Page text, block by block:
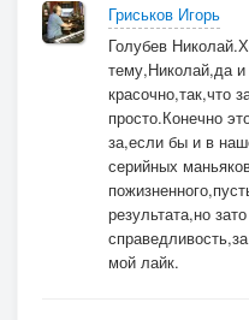
Скорей бы придти
24. 10. 2009.
Гриськов Игорь
Голубев
тему,Николай,да
красочно,так,что
просто.Конечно
за,если бы и в
серийных
результата,но
мой лайк.